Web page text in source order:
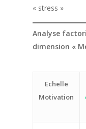
« stress »
Analyse
dimension «
Echelle
Motivation